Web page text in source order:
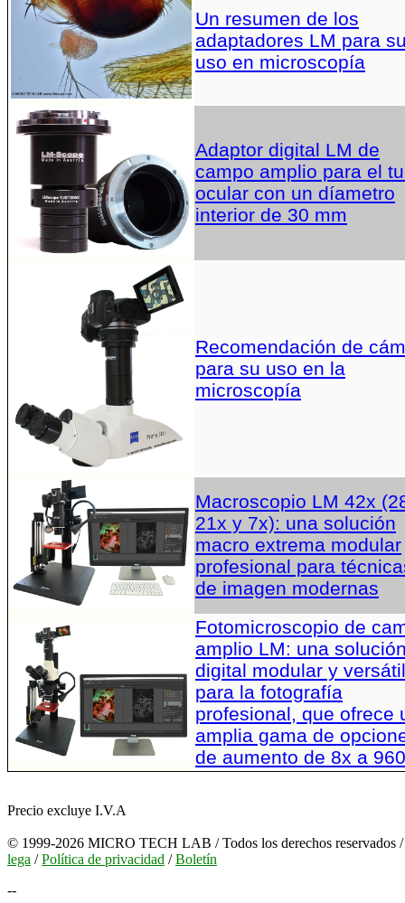
Un resumen de los
adaptadores LM para
uso en microscopía
Adaptor digital LM de
campo amplio para el
ocular con un díametro
interior de 30 mm
Recomendación de
para su uso en la
microscopía
Macroscopio LM 42x
21x y 7x): una solución
macro extrema modular
profesional para
de imagen modernas
Fotomicroscopio de
amplio LM: una
digital modular y versátil
para la fotografía
profesional, que ofrece
amplia gama de
de aumento de 8x a
Precio excluye I.V.A
© 1999-2026 MICRO TECH LAB / Todos los derechos reservados /
lega /Política de privacidad /Boletín
--